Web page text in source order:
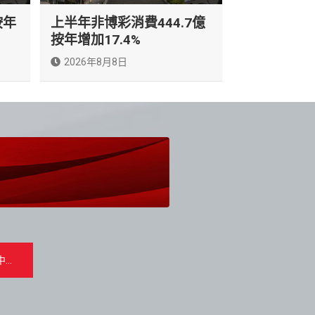
上半年非博彩消費444.7億
按年增加17.4%
2026年8月8日